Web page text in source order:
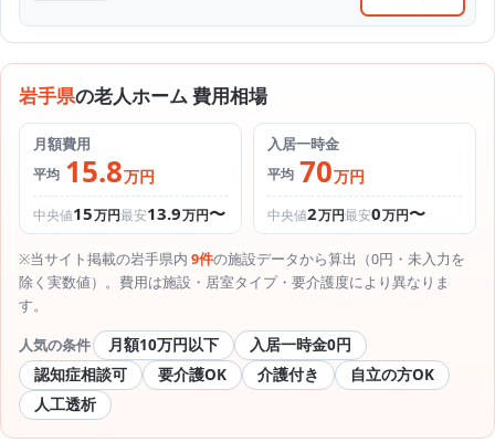
岩手県の老人ホーム 費用相場
月額費用
平均 15.8万円
中央値15万円最安13.9万円〜
入居一時金
平均 70万円
中央値2万円最安0万円〜
※当サイト掲載の岩手県内 9件の施設データから算出（0円・未入力を
除く実数値）。費用は施設・居室タイプ・要介護度により異なりま
す。
人気の条件 月額10万円以下
入居一時金0円
認知症相談可
要介護OK 介護付き
自立の方OK
人工透析